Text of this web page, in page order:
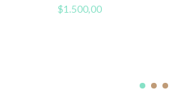
$1.500,00